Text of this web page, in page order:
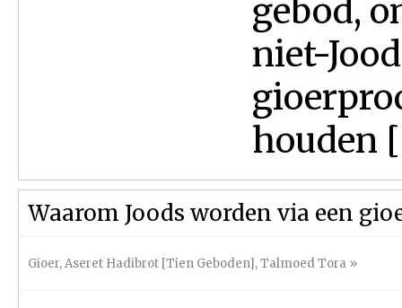
gebod,
niet-
houden
Waarom Joods worden via een
Gioer,Aseret Hadibrot [Tien Geboden],Talmoed Tora »